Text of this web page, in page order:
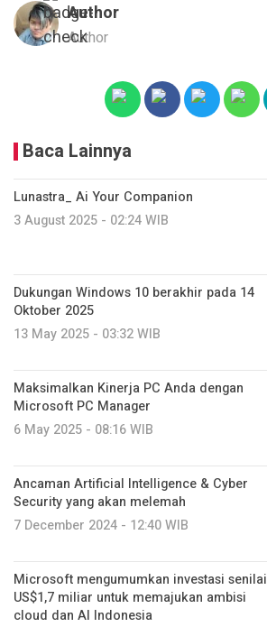
Author
Author
Baca Lainnya
Lunastra_ Ai Your Companion
3 August 2025 - 02:24 WIB
Dukungan Windows 10 berakhir pada 14
Oktober 2025
13 May 2025 - 03:32 WIB
Maksimalkan Kinerja PC Anda dengan
Microsoft PC Manager
6 May 2025 - 08:16 WIB
Ancaman Artificial Intelligence & Cyber
Security yang akan melemah
7 December 2024 - 12:40 WIB
Microsoft mengumumkan investasi senilai
US$1,7 miliar untuk memajukan ambisi
cloud dan AI Indonesia